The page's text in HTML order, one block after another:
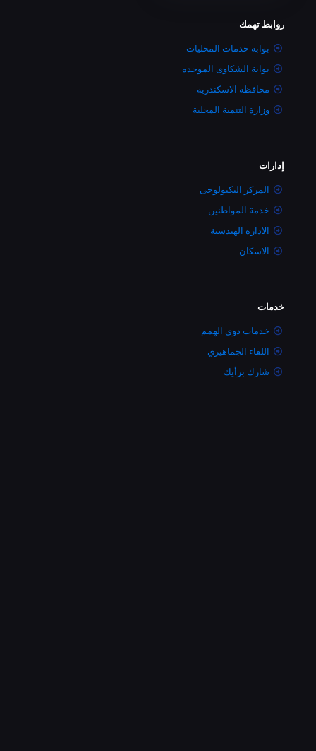
روابط تهمك
بوابة خدمات المحليات
بوابة الشكاوى الموحده
محافظة الاسكندرية
وزارة التنمية المحلية
إدارات
المركز التكنولوجى
خدمة المواطنين
الاداره الهندسية
الاسكان
خدمات
خدمات ذوى الهمم
اللقاء الجماهيري
شارك برأيك